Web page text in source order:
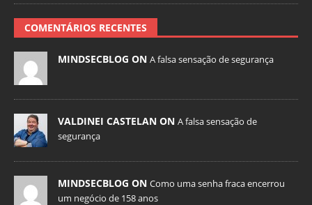
COMENTÁRIOS RECENTES
MINDSECBLOG ON A falsa sensação de segurança
VALDINEI CASTELAN ON A falsa sensação de
segurança
MINDSECBLOG ON Como uma senha fraca encerrou
um negócio de 158 anos